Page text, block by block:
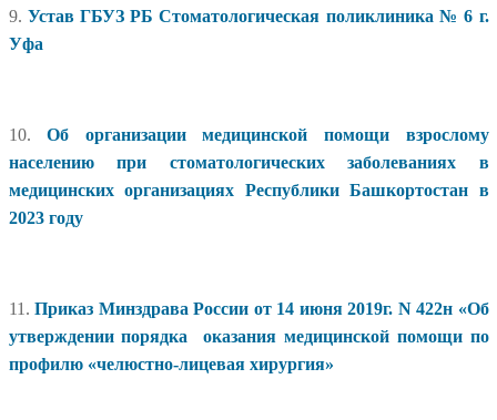
9. Устав ГБУЗ РБ Стоматологическая поликлиника № 6 г.
Уфа
10.Об организации медицинской помощи взрослому
населению при стоматологических заболеваниях в
медицинских организациях Республики Башкортостан в
2023 году
11. Приказ Минздрава России от 14 июня 2019г. N 422н «Об
утверждении порядка оказания медицинской помощи по
профилю «челюстно-лицевая хирургия»